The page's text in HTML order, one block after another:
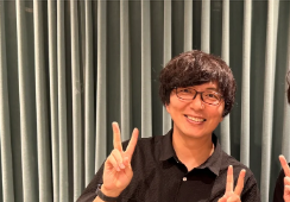
お知らせ
イベント・グッズ
YouTube
会社情報